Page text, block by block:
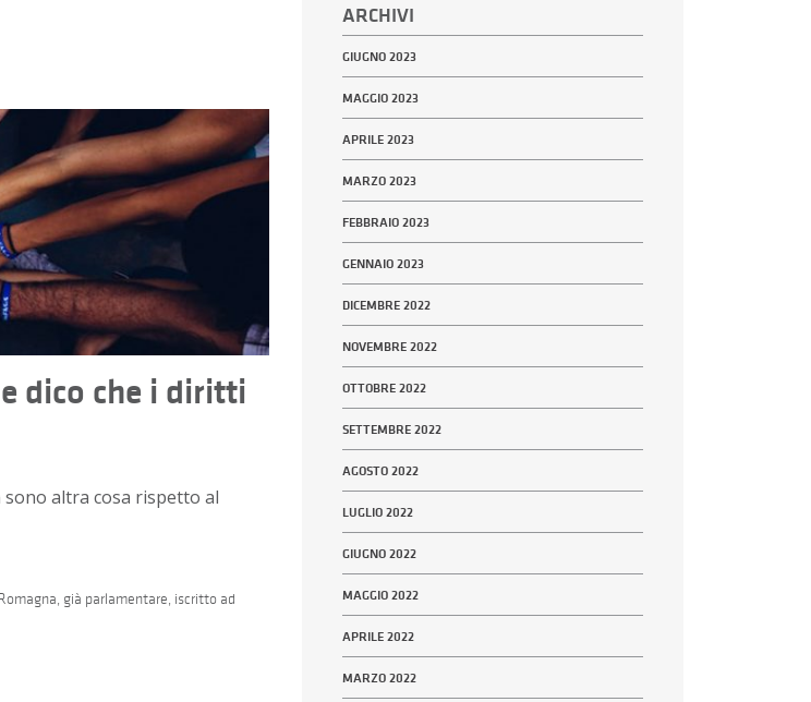
dico che i diritti
altra cosa rispetto al
già parlamentare, iscritto ad
ARCHIVI
GIUGNO 2023
MAGGIO 2023
APRILE 2023
MARZO 2023
FEBBRAIO 2023
GENNAIO 2023
DICEMBRE 2022
NOVEMBRE 2022
OTTOBRE 2022
SETTEMBRE 2022
AGOSTO 2022
LUGLIO 2022
GIUGNO 2022
MAGGIO 2022
APRILE 2022
MARZO 2022